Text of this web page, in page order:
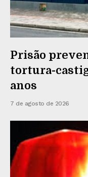
Prisão
tortura-
anos
7 de agosto de 2026